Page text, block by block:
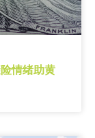
情绪助黄